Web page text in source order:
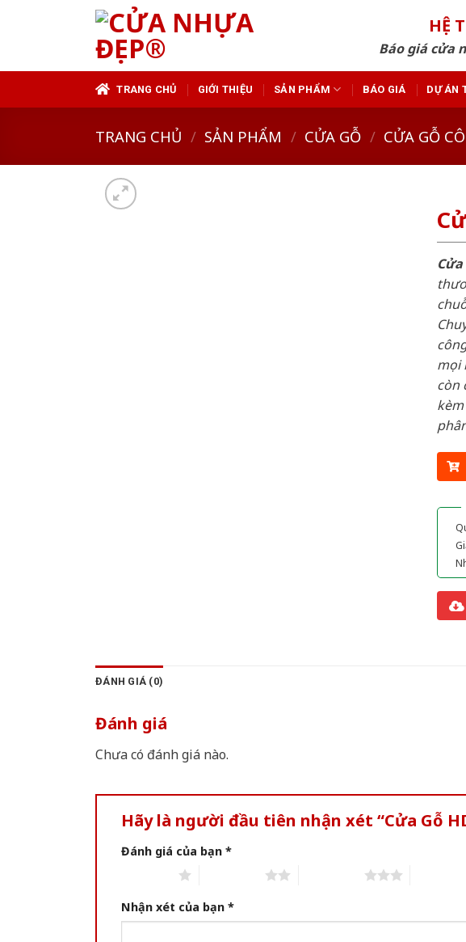
HỆ
Báo giá cửa
TRANG CHỦ GIỚI THIỆU SẢN PHẨM BÁO GIÁ DỰ ÁN
TRANG CHỦ / SẢN PHẨM / CỬA GỖ / CỬA GỖ
mọi
còn
ĐÁNH GIÁ (0)
Đánh giá
Chưa có đánh giá nào.
Hãy là người đầu tiên nhận xét “Cửa Gỗ
Đánh giá của bạn *
Nhận xét của bạn *